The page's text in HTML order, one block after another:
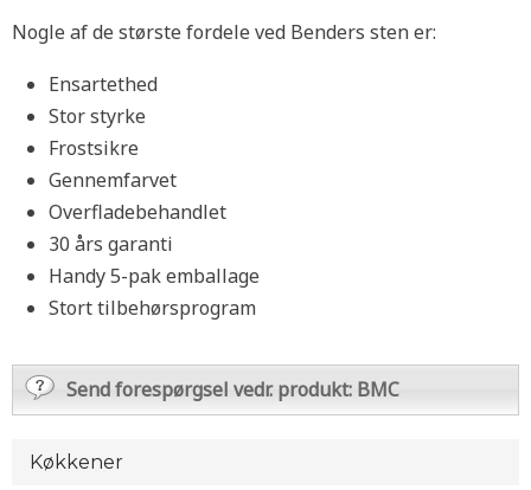
Nogle af de største fordele ved Benders sten er:
Ensartethed
Stor styrke
Frostsikre
Gennemfarvet
Overfladebehandlet
30 års garanti
Handy 5-pak emballage
Stort tilbehørsprogram
Send forespørgsel vedr. produkt: BMC
Køkkener